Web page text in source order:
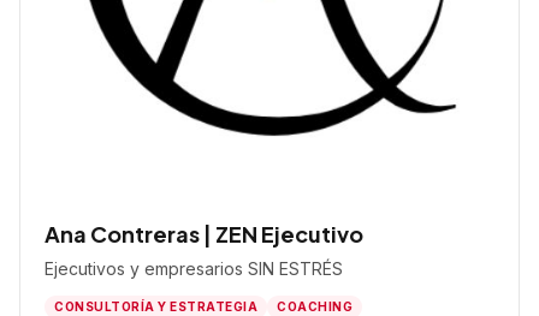
Ana Contreras | ZEN Ejecutivo
Ejecutivos y empresarios SIN ESTRÉS
CONSULTORÍA Y ESTRATEGIA
COACHING